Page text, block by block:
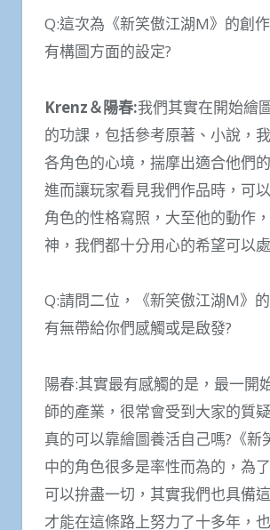
Q:這次為《新笑傲江湖M》的創
有構圖方面的設定?
Krenz＆陽春:我們其實在開始繪
的功課，包括參考原著、小說，
各角色的心境，揣摩出適合他們
進而讓玩家看見我們作品時，可
角色的性格寫照，大至他的動作
神，我們都十分用心的希望可以
Q:請問二位，《新笑傲江湖M》
有無帶給你們感觸或是啟發?
陽春:其實最有感觸的是，最一開
師的產業，很常會受到大家的質
真的可以靠繪圖養活自己嗎?《新
中的角色很多是率性而為的，為
可以拚盡一切，其實我們也具備
才能在這條路上努力了十多年，